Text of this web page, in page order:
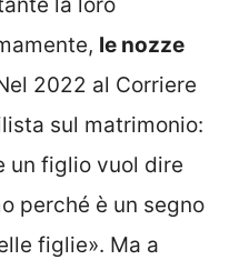
la loro
le nozze
2022 al Corriere
sul matrimonio:
un figlio vuol dire
perché è un segno
figlie». Ma a